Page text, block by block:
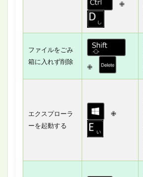
✙
ファイルをごみ
箱に入れず削除
✙
エクスプローラ
ーを起動する
✙